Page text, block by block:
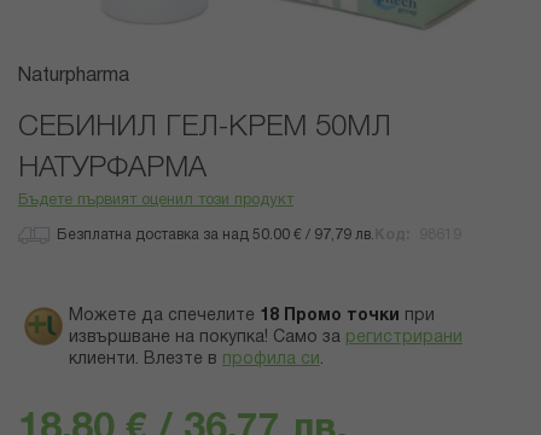
Преминете
началото
галерия
със
Naturpharma
СЕБИНИЛ ГЕЛ-КРЕМ 50МЛ
НАТУРФАРМА
Бъдете първият оценил този продукт
Безплатна доставка за над 50.00 € / 97,79 лв.
Можете да спечелите 18 Промо точки
при
извършване на покупка! Само за регистрирани
клиенти. Влезте в профила си .